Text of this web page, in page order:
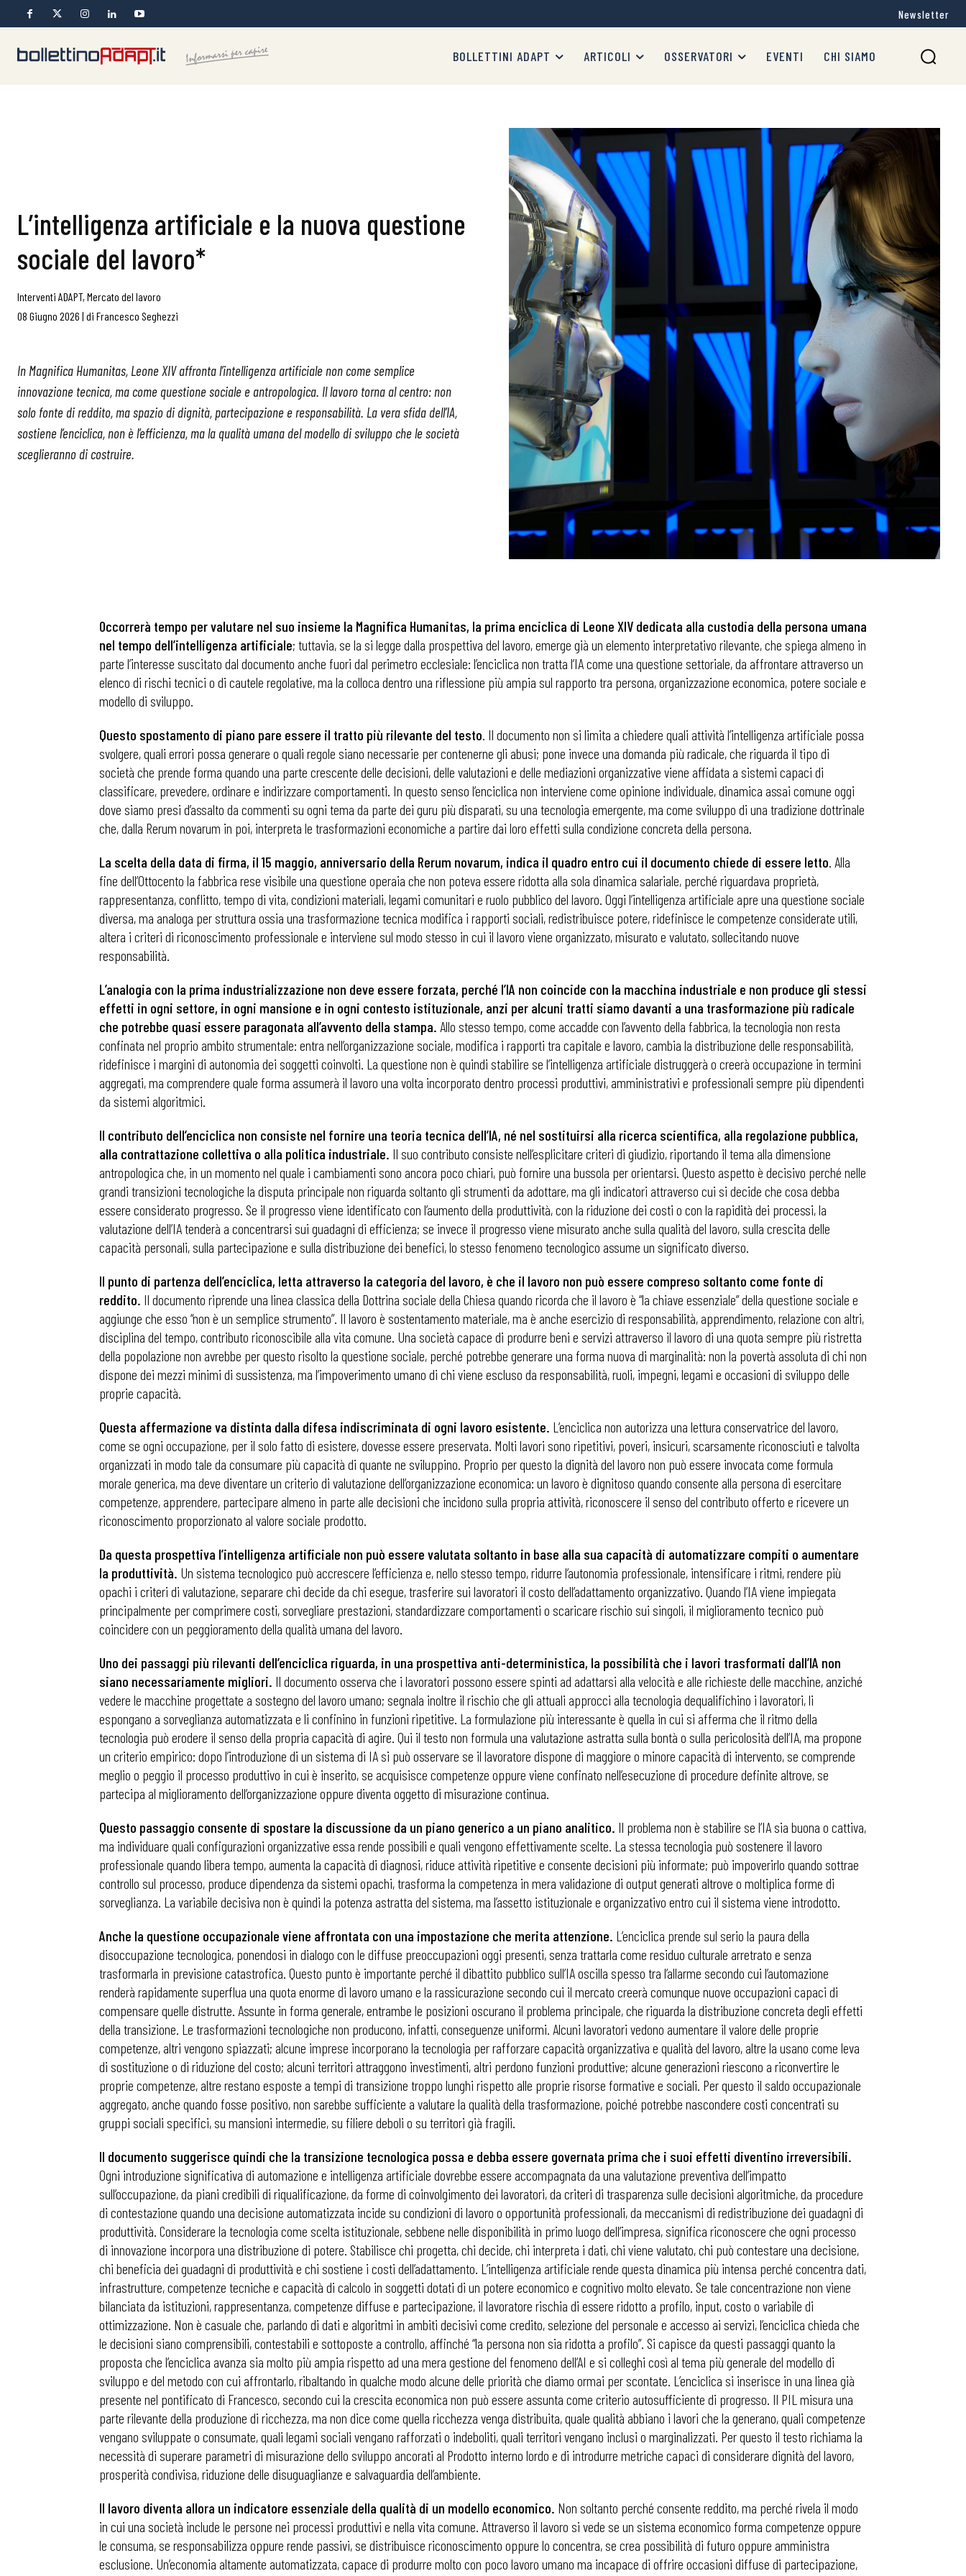
Bollettini ADAPT
Articoli
Eventi
Chi Siamo
Newsletter
BOLLETTINI ADAPT ARTICOLI OSSERVATORI EVENTI CHI SIAMO
L’intelligenza artificiale e la nuova questione
sociale del lavoro*
Interventi ADAPT, Mercato del lavoro
08 Giugno 2026 | di Francesco Seghezzi
In Magnifica Humanitas, Leone XIV affronta l’intelligenza artificiale non come semplice
innovazione tecnica, ma come questione sociale e antropologica. Il lavoro torna al centro: non
solo fonte di reddito, ma spazio di dignità, partecipazione e responsabilità. La vera sfida dell’IA,
sostiene l’enciclica, non è l’efficienza, ma la qualità umana del modello di sviluppo che le società
sceglieranno di costruire.
Occorrerà tempo per valutare nel suo insieme la Magnifica Humanitas, la prima enciclica di Leone XIV dedicata alla custodia della persona umana
nel tempo dell’intelligenza artificiale; tuttavia, se la si legge dalla prospettiva del lavoro, emerge già un elemento interpretativo rilevante, che spiega almeno in
parte l’interesse suscitato dal documento anche fuori dal perimetro ecclesiale: l’enciclica non tratta l’IA come una questione settoriale, da affrontare attraverso un
elenco di rischi tecnici o di cautele regolative, ma la colloca dentro una riflessione più ampia sul rapporto tra persona, organizzazione economica, potere sociale e
modello di sviluppo.
Questo spostamento di piano pare essere il tratto più rilevante del testo. Il documento non si limita a chiedere quali attività l’intelligenza artificiale possa
svolgere, quali errori possa generare o quali regole siano necessarie per contenerne gli abusi; pone invece una domanda più radicale, che riguarda il tipo di
società che prende forma quando una parte crescente delle decisioni, delle valutazioni e delle mediazioni organizzative viene affidata a sistemi capaci di
classificare, prevedere, ordinare e indirizzare comportamenti. In questo senso l’enciclica non interviene come opinione individuale, dinamica assai comune oggi
dove siamo presi d’assalto da commenti su ogni tema da parte dei guru più disparati, su una tecnologia emergente, ma come sviluppo di una tradizione dottrinale
che, dalla Rerum novarum in poi, interpreta le trasformazioni economiche a partire dai loro effetti sulla condizione concreta della persona.
La scelta della data di firma, il 15 maggio, anniversario della Rerum novarum, indica il quadro entro cui il documento chiede di essere letto. Alla
fine dell’Ottocento la fabbrica rese visibile una questione operaia che non poteva essere ridotta alla sola dinamica salariale, perché riguardava proprietà,
rappresentanza, conflitto, tempo di vita, condizioni materiali, legami comunitari e ruolo pubblico del lavoro. Oggi l’intelligenza artificiale apre una questione sociale
diversa, ma analoga per struttura ossia una trasformazione tecnica modifica i rapporti sociali, redistribuisce potere, ridefinisce le competenze considerate utili,
altera i criteri di riconoscimento professionale e interviene sul modo stesso in cui il lavoro viene organizzato, misurato e valutato, sollecitando nuove
responsabilità.
L’analogia con la prima industrializzazione non deve essere forzata, perché l’IA non coincide con la macchina industriale e non produce gli stessi
effetti in ogni settore, in ogni mansione e in ogni contesto istituzionale, anzi per alcuni tratti siamo davanti a una trasformazione più radicale
che potrebbe quasi essere paragonata all’avvento della stampa. Allo stesso tempo, come accadde con l’avvento della fabbrica, la tecnologia non resta
confinata nel proprio ambito strumentale: entra nell’organizzazione sociale, modifica i rapporti tra capitale e lavoro, cambia la distribuzione delle responsabilità,
ridefinisce i margini di autonomia dei soggetti coinvolti. La questione non è quindi stabilire se l’intelligenza artificiale distruggerà o creerà occupazione in termini
aggregati, ma comprendere quale forma assumerà il lavoro una volta incorporato dentro processi produttivi, amministrativi e professionali sempre più dipendenti
da sistemi algoritmici.
Il contributo dell’enciclica non consiste nel fornire una teoria tecnica dell’IA, né nel sostituirsi alla ricerca scientifica, alla regolazione pubblica,
alla contrattazione collettiva o alla politica industriale. Il suo contributo consiste nell’esplicitare criteri di giudizio, riportando il tema alla dimensione
antropologica che, in un momento nel quale i cambiamenti sono ancora poco chiari, può fornire una bussola per orientarsi. Questo aspetto è decisivo perché nelle
grandi transizioni tecnologiche la disputa principale non riguarda soltanto gli strumenti da adottare, ma gli indicatori attraverso cui si decide che cosa debba
essere considerato progresso. Se il progresso viene identificato con l’aumento della produttività, con la riduzione dei costi o con la rapidità dei processi, la
valutazione dell’IA tenderà a concentrarsi sui guadagni di efficienza; se invece il progresso viene misurato anche sulla qualità del lavoro, sulla crescita delle
capacità personali, sulla partecipazione e sulla distribuzione dei benefici, lo stesso fenomeno tecnologico assume un significato diverso.
Il punto di partenza dell’enciclica, letta attraverso la categoria del lavoro, è che il lavoro non può essere compreso soltanto come fonte di
reddito. Il documento riprende una linea classica della Dottrina sociale della Chiesa quando ricorda che il lavoro è “la chiave essenziale” della questione sociale e
aggiunge che esso “non è un semplice strumento”. Il lavoro è sostentamento materiale, ma è anche esercizio di responsabilità, apprendimento, relazione con altri,
disciplina del tempo, contributo riconoscibile alla vita comune. Una società capace di produrre beni e servizi attraverso il lavoro di una quota sempre più ristretta
della popolazione non avrebbe per questo risolto la questione sociale, perché potrebbe generare una forma nuova di marginalità: non la povertà assoluta di chi non
dispone dei mezzi minimi di sussistenza, ma l’impoverimento umano di chi viene escluso da responsabilità, ruoli, impegni, legami e occasioni di sviluppo delle
proprie capacità.
Questa affermazione va distinta dalla difesa indiscriminata di ogni lavoro esistente. L’enciclica non autorizza una lettura conservatrice del lavoro,
come se ogni occupazione, per il solo fatto di esistere, dovesse essere preservata. Molti lavori sono ripetitivi, poveri, insicuri, scarsamente riconosciuti e talvolta
organizzati in modo tale da consumare più capacità di quante ne sviluppino. Proprio per questo la dignità del lavoro non può essere invocata come formula
morale generica, ma deve diventare un criterio di valutazione dell’organizzazione economica: un lavoro è dignitoso quando consente alla persona di esercitare
competenze, apprendere, partecipare almeno in parte alle decisioni che incidono sulla propria attività, riconoscere il senso del contributo offerto e ricevere un
riconoscimento proporzionato al valore sociale prodotto.
Da questa prospettiva l’intelligenza artificiale non può essere valutata soltanto in base alla sua capacità di automatizzare compiti o aumentare
la produttività. Un sistema tecnologico può accrescere l’efficienza e, nello stesso tempo, ridurre l’autonomia professionale, intensificare i ritmi, rendere più
opachi i criteri di valutazione, separare chi decide da chi esegue, trasferire sui lavoratori il costo dell’adattamento organizzativo. Quando l’IA viene impiegata
principalmente per comprimere costi, sorvegliare prestazioni, standardizzare comportamenti o scaricare rischio sui singoli, il miglioramento tecnico può
coincidere con un peggioramento della qualità umana del lavoro.
Uno dei passaggi più rilevanti dell’enciclica riguarda, in una prospettiva anti-deterministica, la possibilità che i lavori trasformati dall’IA non
siano necessariamente migliori. Il documento osserva che i lavoratori possono essere spinti ad adattarsi alla velocità e alle richieste delle macchine, anziché
vedere le macchine progettate a sostegno del lavoro umano; segnala inoltre il rischio che gli attuali approcci alla tecnologia dequalifichino i lavoratori, li
espongano a sorveglianza automatizzata e li confinino in funzioni ripetitive. La formulazione più interessante è quella in cui si afferma che il ritmo della
tecnologia può erodere il senso della propria capacità di agire. Qui il testo non formula una valutazione astratta sulla bontà o sulla pericolosità dell’IA, ma propone
un criterio empirico: dopo l’introduzione di un sistema di IA si può osservare se il lavoratore dispone di maggiore o minore capacità di intervento, se comprende
meglio o peggio il processo produttivo in cui è inserito, se acquisisce competenze oppure viene confinato nell’esecuzione di procedure definite altrove, se
partecipa al miglioramento dell’organizzazione oppure diventa oggetto di misurazione continua.
Questo passaggio consente di spostare la discussione da un piano generico a un piano analitico. Il problema non è stabilire se l’IA sia buona o cattiva,
ma individuare quali configurazioni organizzative essa rende possibili e quali vengono effettivamente scelte. La stessa tecnologia può sostenere il lavoro
professionale quando libera tempo, aumenta la capacità di diagnosi, riduce attività ripetitive e consente decisioni più informate; può impoverirlo quando sottrae
controllo sul processo, produce dipendenza da sistemi opachi, trasforma la competenza in mera validazione di output generati altrove o moltiplica forme di
sorveglianza. La variabile decisiva non è quindi la potenza astratta del sistema, ma l’assetto istituzionale e organizzativo entro cui il sistema viene introdotto.
Anche la questione occupazionale viene affrontata con una impostazione che merita attenzione. L’enciclica prende sul serio la paura della
disoccupazione tecnologica, ponendosi in dialogo con le diffuse preoccupazioni oggi presenti, senza trattarla come residuo culturale arretrato e senza
trasformarla in previsione catastrofica. Questo punto è importante perché il dibattito pubblico sull’IA oscilla spesso tra l’allarme secondo cui l’automazione
renderà rapidamente superflua una quota enorme di lavoro umano e la rassicurazione secondo cui il mercato creerà comunque nuove occupazioni capaci di
compensare quelle distrutte. Assunte in forma generale, entrambe le posizioni oscurano il problema principale, che riguarda la distribuzione concreta degli effetti
della transizione. Le trasformazioni tecnologiche non producono, infatti, conseguenze uniformi. Alcuni lavoratori vedono aumentare il valore delle proprie
competenze, altri vengono spiazzati; alcune imprese incorporano la tecnologia per rafforzare capacità organizzativa e qualità del lavoro, altre la usano come leva
di sostituzione o di riduzione del costo; alcuni territori attraggono investimenti, altri perdono funzioni produttive; alcune generazioni riescono a riconvertire le
proprie competenze, altre restano esposte a tempi di transizione troppo lunghi rispetto alle proprie risorse formative e sociali. Per questo il saldo occupazionale
aggregato, anche quando fosse positivo, non sarebbe sufficiente a valutare la qualità della trasformazione, poiché potrebbe nascondere costi concentrati su
gruppi sociali specifici, su mansioni intermedie, su filiere deboli o su territori già fragili.
Il documento suggerisce quindi che la transizione tecnologica possa e debba essere governata prima che i suoi effetti diventino irreversibili.
Ogni introduzione significativa di automazione e intelligenza artificiale dovrebbe essere accompagnata da una valutazione preventiva dell’impatto
sull’occupazione, da piani credibili di riqualificazione, da forme di coinvolgimento dei lavoratori, da criteri di trasparenza sulle decisioni algoritmiche, da procedure
di contestazione quando una decisione automatizzata incide su condizioni di lavoro o opportunità professionali, da meccanismi di redistribuzione dei guadagni di
produttività. Considerare la tecnologia come scelta istituzionale, sebbene nelle disponibilità in primo luogo dell’impresa, significa riconoscere che ogni processo
di innovazione incorpora una distribuzione di potere. Stabilisce chi progetta, chi decide, chi interpreta i dati, chi viene valutato, chi può contestare una decisione,
chi beneficia dei guadagni di produttività e chi sostiene i costi dell’adattamento. L’intelligenza artificiale rende questa dinamica più intensa perché concentra dati,
infrastrutture, competenze tecniche e capacità di calcolo in soggetti dotati di un potere economico e cognitivo molto elevato. Se tale concentrazione non viene
bilanciata da istituzioni, rappresentanza, competenze diffuse e partecipazione, il lavoratore rischia di essere ridotto a profilo, input, costo o variabile di
ottimizzazione. Non è casuale che, parlando di dati e algoritmi in ambiti decisivi come credito, selezione del personale e accesso ai servizi, l’enciclica chieda che
le decisioni siano comprensibili, contestabili e sottoposte a controllo, affinché “la persona non sia ridotta a profilo”. Si capisce da questi passaggi quanto la
proposta che l’enciclica avanza sia molto più ampia rispetto ad una mera gestione del fenomeno dell’AI e si colleghi così al tema più generale del modello di
sviluppo e del metodo con cui affrontarlo, ribaltando in qualche modo alcune delle priorità che diamo ormai per scontate. L’enciclica si inserisce in una linea già
presente nel pontificato di Francesco, secondo cui la crescita economica non può essere assunta come criterio autosufficiente di progresso. Il PIL misura una
parte rilevante della produzione di ricchezza, ma non dice come quella ricchezza venga distribuita, quale qualità abbiano i lavori che la generano, quali competenze
vengano sviluppate o consumate, quali legami sociali vengano rafforzati o indeboliti, quali territori vengano inclusi o marginalizzati. Per questo il testo richiama la
necessità di superare parametri di misurazione dello sviluppo ancorati al Prodotto interno lordo e di introdurre metriche capaci di considerare dignità del lavoro,
prosperità condivisa, riduzione delle disuguaglianze e salvaguardia dell’ambiente.
Il lavoro diventa allora un indicatore essenziale della qualità di un modello economico. Non soltanto perché consente reddito, ma perché rivela il modo
in cui una società include le persone nei processi produttivi e nella vita comune. Attraverso il lavoro si vede se un sistema economico forma competenze oppure
le consuma, se responsabilizza oppure rende passivi, se distribuisce riconoscimento oppure lo concentra, se crea possibilità di futuro oppure amministra
esclusione. Un’economia altamente automatizzata, capace di produrre molto con poco lavoro umano ma incapace di offrire occasioni diffuse di partecipazione,